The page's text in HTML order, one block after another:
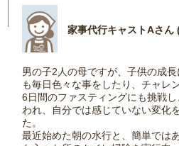
家事代行キャストAさん
男の子2人の母ですが、子供の成
も毎日色々な事をしたり、チャレ
6日間のファスティングにも挑戦
われ、自分では感じていない変化
た。
最近始めた朝の水行と、簡単では